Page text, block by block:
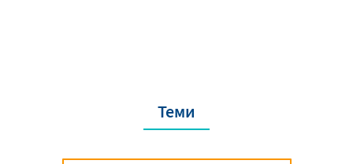
Теми